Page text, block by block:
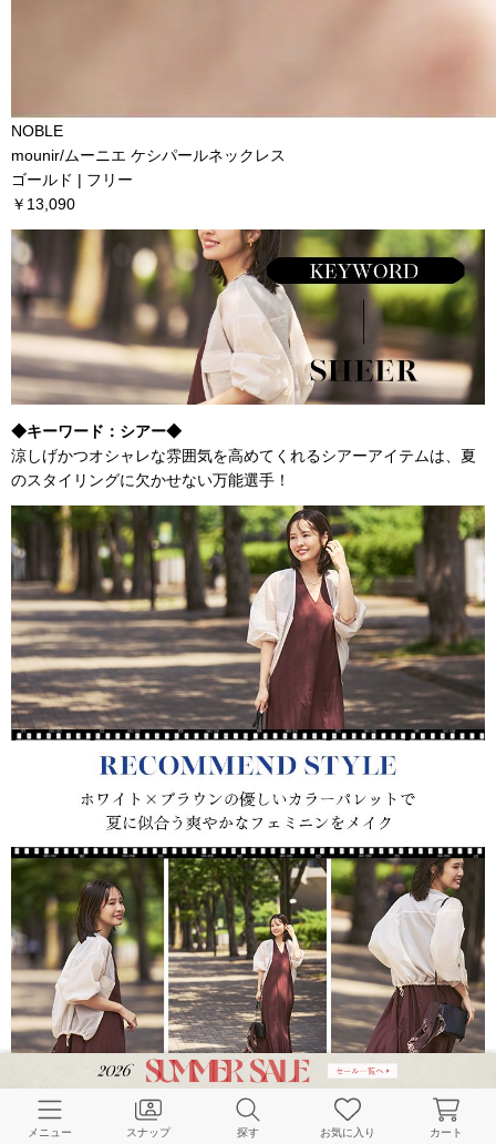
NOBLE
mounir/ムーニエ ケシパールネックレス
ゴールド | フリー
￥13,090
◆キーワード：シアー◆
涼しげかつオシャレな雰囲気を高めてくれるシアーアイテムは、夏
のスタイリングに欠かせない万能選手！
リゾートムードなドレスに軽やかなシアーブルゾンを羽織った夏の
お出かけスタイル。
メニュー スナップ 探す お気に入り カート